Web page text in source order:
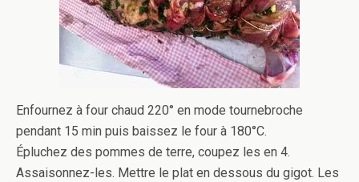
Enfournez à four chaud 220° en mode tournebroche
pendant 15 min puis baissez le four à 180°C.
Épluchez des pommes de terre, coupez les en 4.
Assaisonnez-les. Mettre le plat en dessous du gigot. Les